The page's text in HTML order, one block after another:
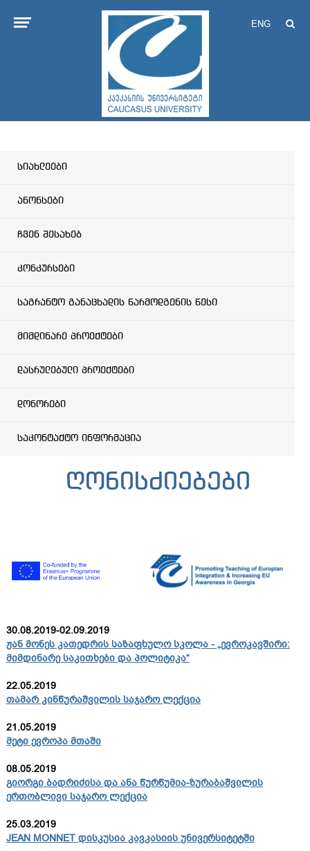
ENG
სიახლეები
ანონსები
ჩვენ შესახებ
კონკურსები
საგრანტო განაცხადის წარმოდგენის წესი
მიმდინარე პროექტები
დასრულებული პროექტები
დონორები
საკონტაქტო ინფორმაცია
ღონისძიებები
30.08.2019-02.09.2019
ჟან მონეს კათედრის საზაფხულო სკოლა - „ევროკავშირი:
მიმდინარე საკითხები და პოლიტიკა“
22.05.2019
თამარ კინწურაშვილის საჯარო ლექცია
21.05.2019
მეტი ევროპა მთაში
08.05.2019
გიორგი ბადრიძისა და ანა წურწუმია-ზურაბაშვილის
ერთობლივი საჯარო ლექცია
25.03.2019
JEAN MONNET დისკუსია კავკასიის უნივერსიტეტში